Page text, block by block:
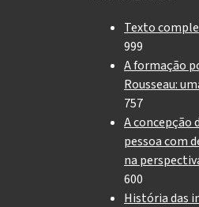
Texto
999
A formação
Rousseau:
757
A concepção
pessoa com
na
600
História das